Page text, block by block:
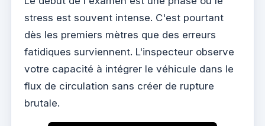
stress est souvent intense. C'est pourtant
dès les premiers mètres que des erreurs
fatidiques surviennent. L'inspecteur observe
votre capacité à intégrer le véhicule dans le
flux de circulation sans créer de rupture
brutale.